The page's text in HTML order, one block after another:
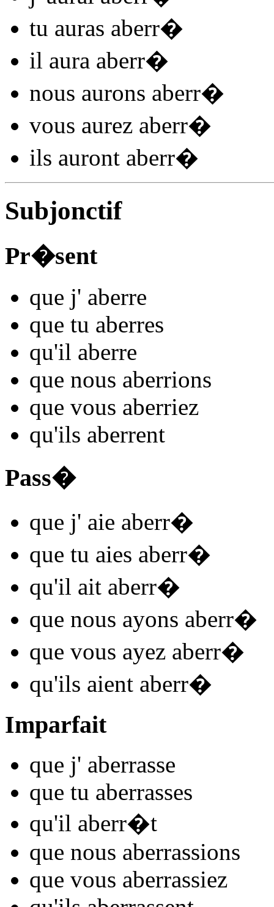
tu auras aberr�
il aura aberr�
nous aurons aberr�
vous aurez aberr�
ils auront aberr�
Subjonctif
Pr�sent
que j' aberre
que tu aberres
qu'il aberre
que nous aberrions
que vous aberriez
qu'ils aberrent
Pass�
que j' aie aberr�
que tu aies aberr�
qu'il ait aberr�
que nous ayons aberr�
que vous ayez aberr�
qu'ils aient aberr�
Imparfait
que j' aberrasse
que tu aberrasses
qu'il aberr�t
que nous aberrassions
que vous aberrassiez